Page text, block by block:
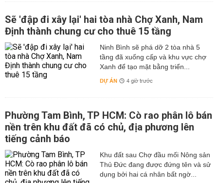
Sẽ 'đập đi xây lại' hai tòa nhà Chợ Xanh, Nam
Định thành chung cư cho thuê 15 tầng
Ninh Bình sẽ phá dỡ 2 tòa nhà 5
tầng đã xuống cấp và khu vực chợ
Xanh để tạo mặt bằng triển...
DỰ ÁN 4 giờ trước
Phường Tam Bình, TP HCM: Cò rao phân lô bán
nền trên khu đất đã có chủ, địa phương lên
tiếng cảnh báo
Khu đất sau Chợ đầu mối Nông sản
Thủ Đức đang được đứng tên và sử
dụng bởi hai cá nhân bất ngờ...